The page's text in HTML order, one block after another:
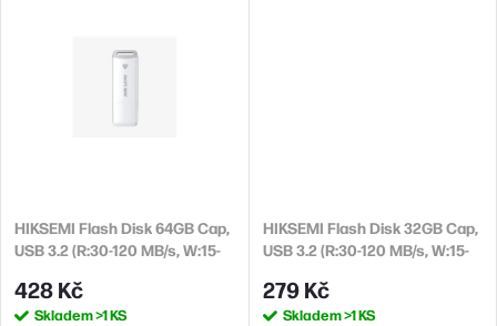
HIKSEMI Flash Disk 64GB Cap,
USB 3.2 (R:30-120 MB/s, W:15-
428 Kč
Skladem>1 KS
HIKSEMI Flash Disk 32GB Cap,
USB 3.2 (R:30-120 MB/s, W:15-
279 Kč
Skladem>1 KS